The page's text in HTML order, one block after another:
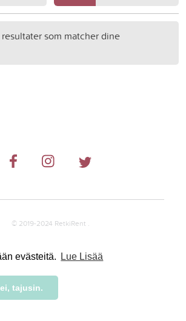
evästeitä. Lue Lisää
tajusin.
som matcher dine
© 2019-2024 RetkiRent .